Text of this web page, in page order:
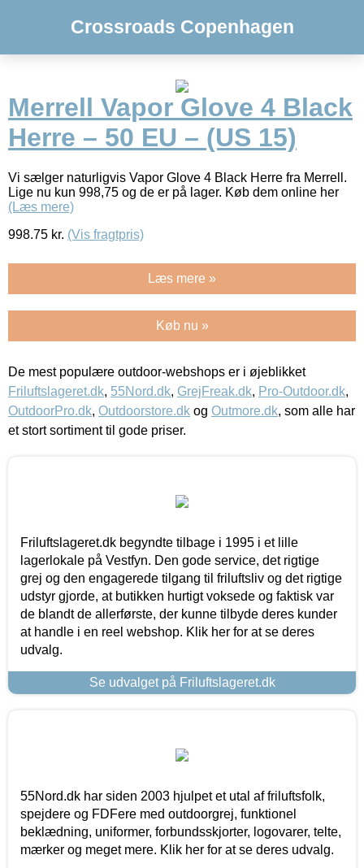
Crossroads Copenhagen
Merrell Vapor Glove 4 Black
Herre – 50 EU – (US 15)
Vi sælger naturligvis Vapor Glove 4 Black Herre fra Merrell.
Lige nu kun 998,75 og de er på lager. Køb dem online her
(Læs mere)
998.75 kr. (Vis fragtpris)
Læs mere »
Køb nu »
De mest populære outdoor-webshops er i øjeblikket
Friluftslageret.dk, 55Nord.dk, GrejFreak.dk, Pro-Outdoor.dk,
OutdoorPro.dk, Outdoorstore.dk og Outmore.dk, som alle har
et stort sortiment til gode priser.
Friluftslageret.dk begyndte tilbage i 1995 i et lille
lagerlokale på Vestfyn. Den gode service, det rigtige
grej og den engagerede tilgang til friluftsliv og det rigtige
udstyr gjorde, at butikken hurtigt voksede og faktisk var
de blandt de allerførste, der kunne tilbyde deres kunder
at handle i en reel webshop. Klik her for at se deres
udvalg.
Se udvalget på Friluftslageret.dk
55Nord.dk har siden 2003 hjulpet et utal af friluftsfolk,
spejdere og FDFere med outdoorgrej, funktionel
beklædning, uniformer, forbundsskjorter, logovarer, telte,
mærker og meget mere. Klik her for at se deres udvalg.